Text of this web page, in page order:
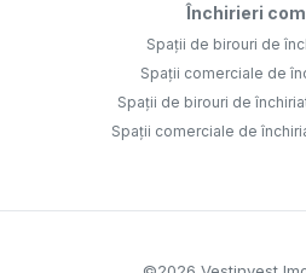
Închirieri
Spații de birouri de
Spații comerciale de
Spații de birouri de
Spații comerciale de